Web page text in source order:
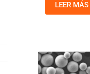
LEER MÁS